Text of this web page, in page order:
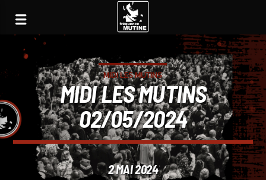
MIDI LES MUTINS
MIDI LES MUTINS
02/05/2024
2 MAI 2024